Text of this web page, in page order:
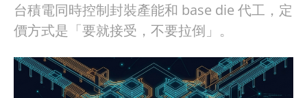
台積電同時控制封裝產能和 base die 代工，定
價方式是「要就接受，不要拉倒」。